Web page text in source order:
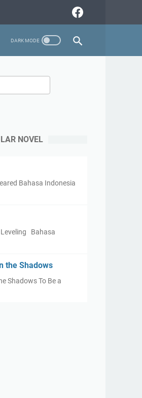
NOVEL
Bahasa Indonesia
Leveling Bahasa
the Shadows
Shadows To Be a